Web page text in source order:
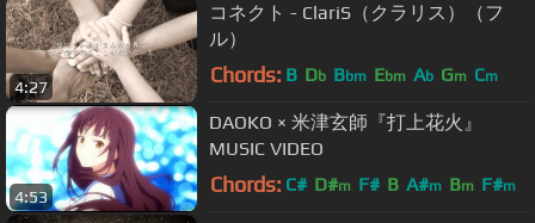
4:27
コネクト - ClariS（クラリス）（フ
ル）
Chords: B Db Bbm Ebm Ab Gm Cm
4:53
DAOKO × 米津玄師『打上花火』
MUSIC VIDEO
Chords: C# D#m F# B A#m Bm F#m